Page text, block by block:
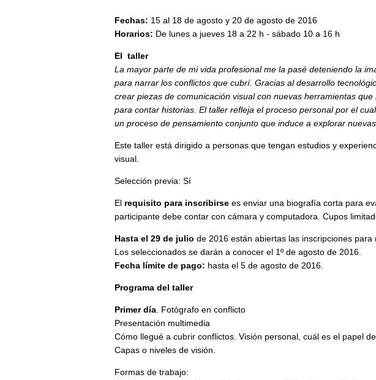
Fechas: 15 al 18 de agosto y 20 de agosto de 2016
Horarios: De lunes a jueves 18 a 22 h - sábado 10 a 16 h
El taller
La mayor parte de mi vida profesional me la pasé deteniendo la
para narrar los conflictos que cubrí. Gracias al desarrollo
crear piezas de comunicación visual con nuevas herramientas
para contar historias. El taller refleja el proceso personal por el
un proceso de pensamiento conjunto que induce a explorar
Este taller está dirigido a personas que tengan estudios y
visual.
Selección previa: Sí
El requisito para inscribirse es enviar una biografía corta para
participante debe contar con cámara y computadora. Cupos
Hasta el 29 de julio de 2016 están abiertas las inscripciones para
Los seleccionados se darán a conocer el 1º de agosto de 2016.
Fecha límite de pago: hasta el 5 de agosto de 2016.
Programa del taller
Primer día . Fotógrafo en conflicto
Presentación multimedia
Cómo llegué a cubrir conflictos. Visión personal, cuál es el papel
Capas o niveles de visión.
Formas de trabajo: